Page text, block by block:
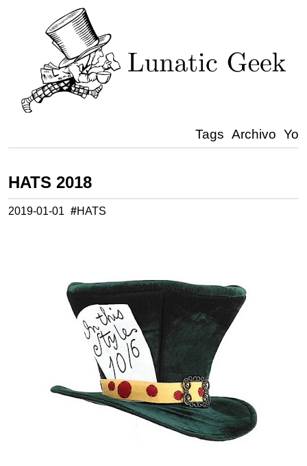
Tags Archivo Yo
HATS 2018
2019-01-01 #HATS